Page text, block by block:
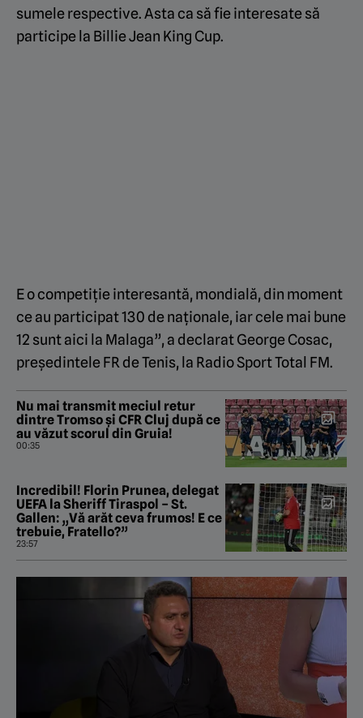
sumele respective. Asta ca să fie interesate să
participe la Billie Jean King Cup.
E o competiție interesantă, mondială, din moment
ce au participat 130 de naționale, iar cele mai bune
12 sunt aici la Malaga”, a declarat George Cosac,
președintele FR de Tenis, la Radio Sport Total FM.
Nu mai transmit meciul retur
dintre Tromso și CFR Cluj după ce
au văzut scorul din Gruia!
00:35
Incredibil! Florin Prunea, delegat
UEFA la Sheriff Tiraspol – St.
Gallen: „Vă arăt ceva frumos! E ce
trebuie, Fratello?”
23:57